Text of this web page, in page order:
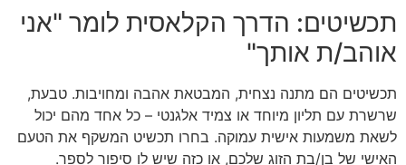
תכשיטים: הדרך הקלאסית לומר "אני
אוהב/ת אותך"
תכשיטים הם מתנה נצחית, המבטאת אהבה ומחויבות. טבעת,
שרשרת עם תליון מיוחד או צמיד אלגנטי – כל אחד מהם יכול
לשאת משמעות אישית עמוקה. בחרו תכשיט המשקף את הטעם
האישי של בן/בת הזוג שלכם, או כזה שיש לו סיפור לספר.